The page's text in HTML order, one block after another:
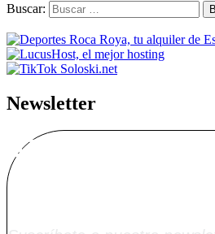
Buscar:
Newsletter
Alta Boletín